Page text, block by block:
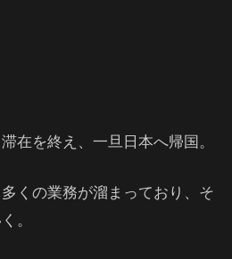
在を終え、一旦日本へ帰国。
くの業務が溜まっており、そ
。